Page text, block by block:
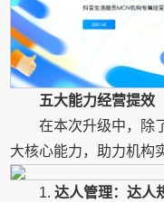
五大能力经营提效
在本次升级中，除
大核心能力，助力机构
1.达人管理：达人